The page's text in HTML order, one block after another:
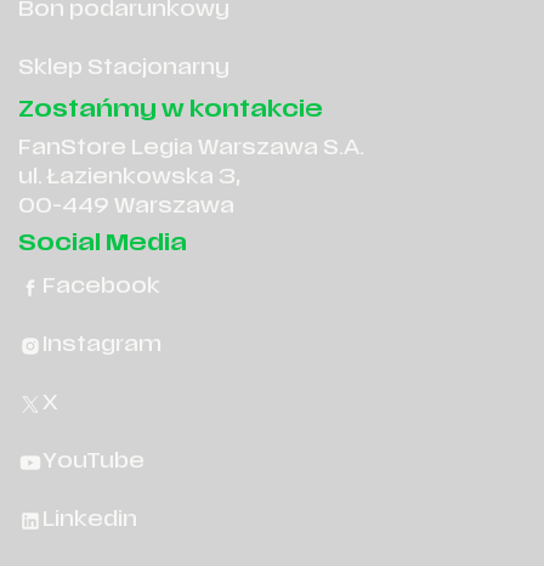
Bon podarunkowy
Sklep Stacjonarny
Zostańmy w kontakcie
FanStore Legia Warszawa S.A.
ul. Łazienkowska 3,
00-449 Warszawa
Social Media
Facebook
Instagram
X
YouTube
Linkedin